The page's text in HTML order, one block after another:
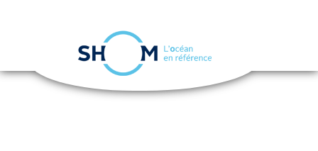
Aller
navigation